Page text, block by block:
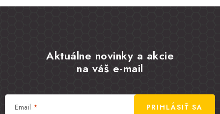
Aktuálne novinky a akcie
na váš e-mail
Email PRIHLÁSIŤ SA